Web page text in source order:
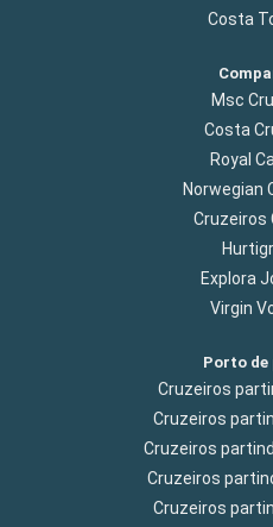
Costa
Msc
Costa
Royal
Norwegian
Cruzeiros
Explora
Virgin
Porto
Cruzeiros
Cruzeiros
Cruzeiros
Cruzeiros
Cruzeiros